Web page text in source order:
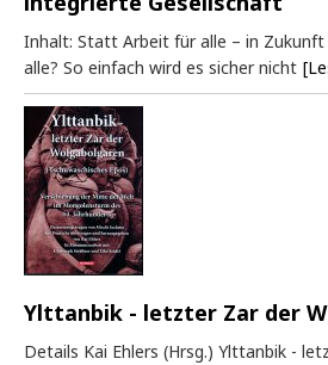
Inhalt: Statt Arbeit für alle – in
alle? So einfach wird es sicher nicht
Ylttanbik - letzter Zar der
Details Kai Ehlers (Hrsg.) Ylttanbik -